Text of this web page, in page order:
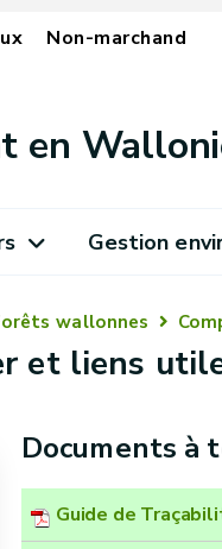
Non-marchand
en
Gestion
wallonnes
et liens
Documents à
Guide de